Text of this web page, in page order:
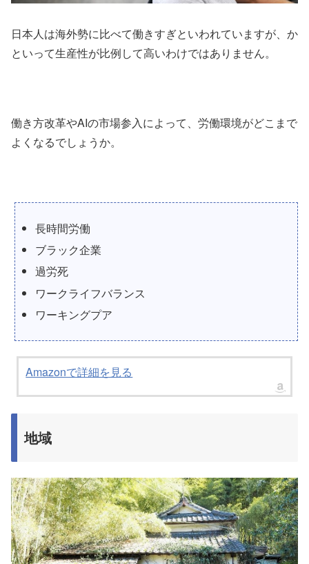
日本人は海外勢に比べて働きすぎといわれていますが、か
といって生産性が比例して高いわけではありません。
働き方改革やAIの市場参入によって、労働環境がどこまで
よくなるでしょうか。
長時間労働
ブラック企業
過労死
ワークライフバランス
ワーキングプア
Amazonで詳細を見る
地域